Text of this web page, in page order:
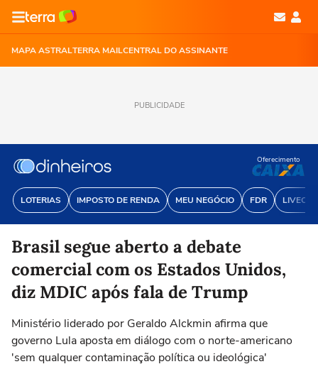
MAPA ASTRALTERRA MAILCENTRAL DO ASSINANTE
PUBLICIDADE
LOTERIAS IMPOSTO DE RENDA MEU NEGÓCIO FDR
Oferecimento
Brasil segue aberto a debate
comercial com os Estados Unidos,
diz MDIC após fala de Trump
Ministério liderado por Geraldo Alckmin afirma que
governo Lula aposta em diálogo com o norte-americano
'sem qualquer contaminação política ou ideológica'